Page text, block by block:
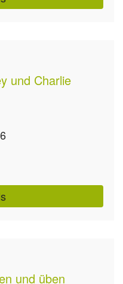
und Charlie
und üben